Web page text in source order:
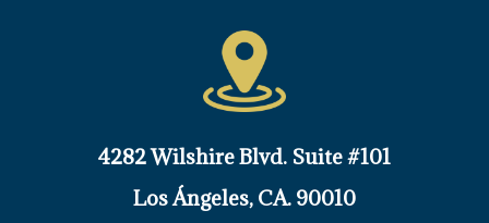
4282 Wilshire Blvd. Suite #101
LosÁngeles, CA. 90010